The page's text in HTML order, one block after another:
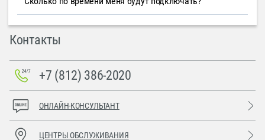
Контакты
+7 (812) 386-2020
ОНЛАЙН-КОНСУЛЬТАНТ
ЦЕНТРЫ ОБСЛУЖИВАНИЯ